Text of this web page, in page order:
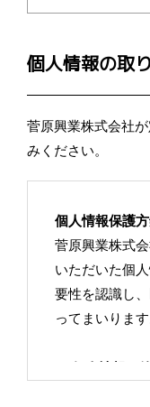
個人情報の取
菅原興業株式会社
みください。
個人情報保護
菅原興業株式
いただいた個
要性を認識し
ってまいります